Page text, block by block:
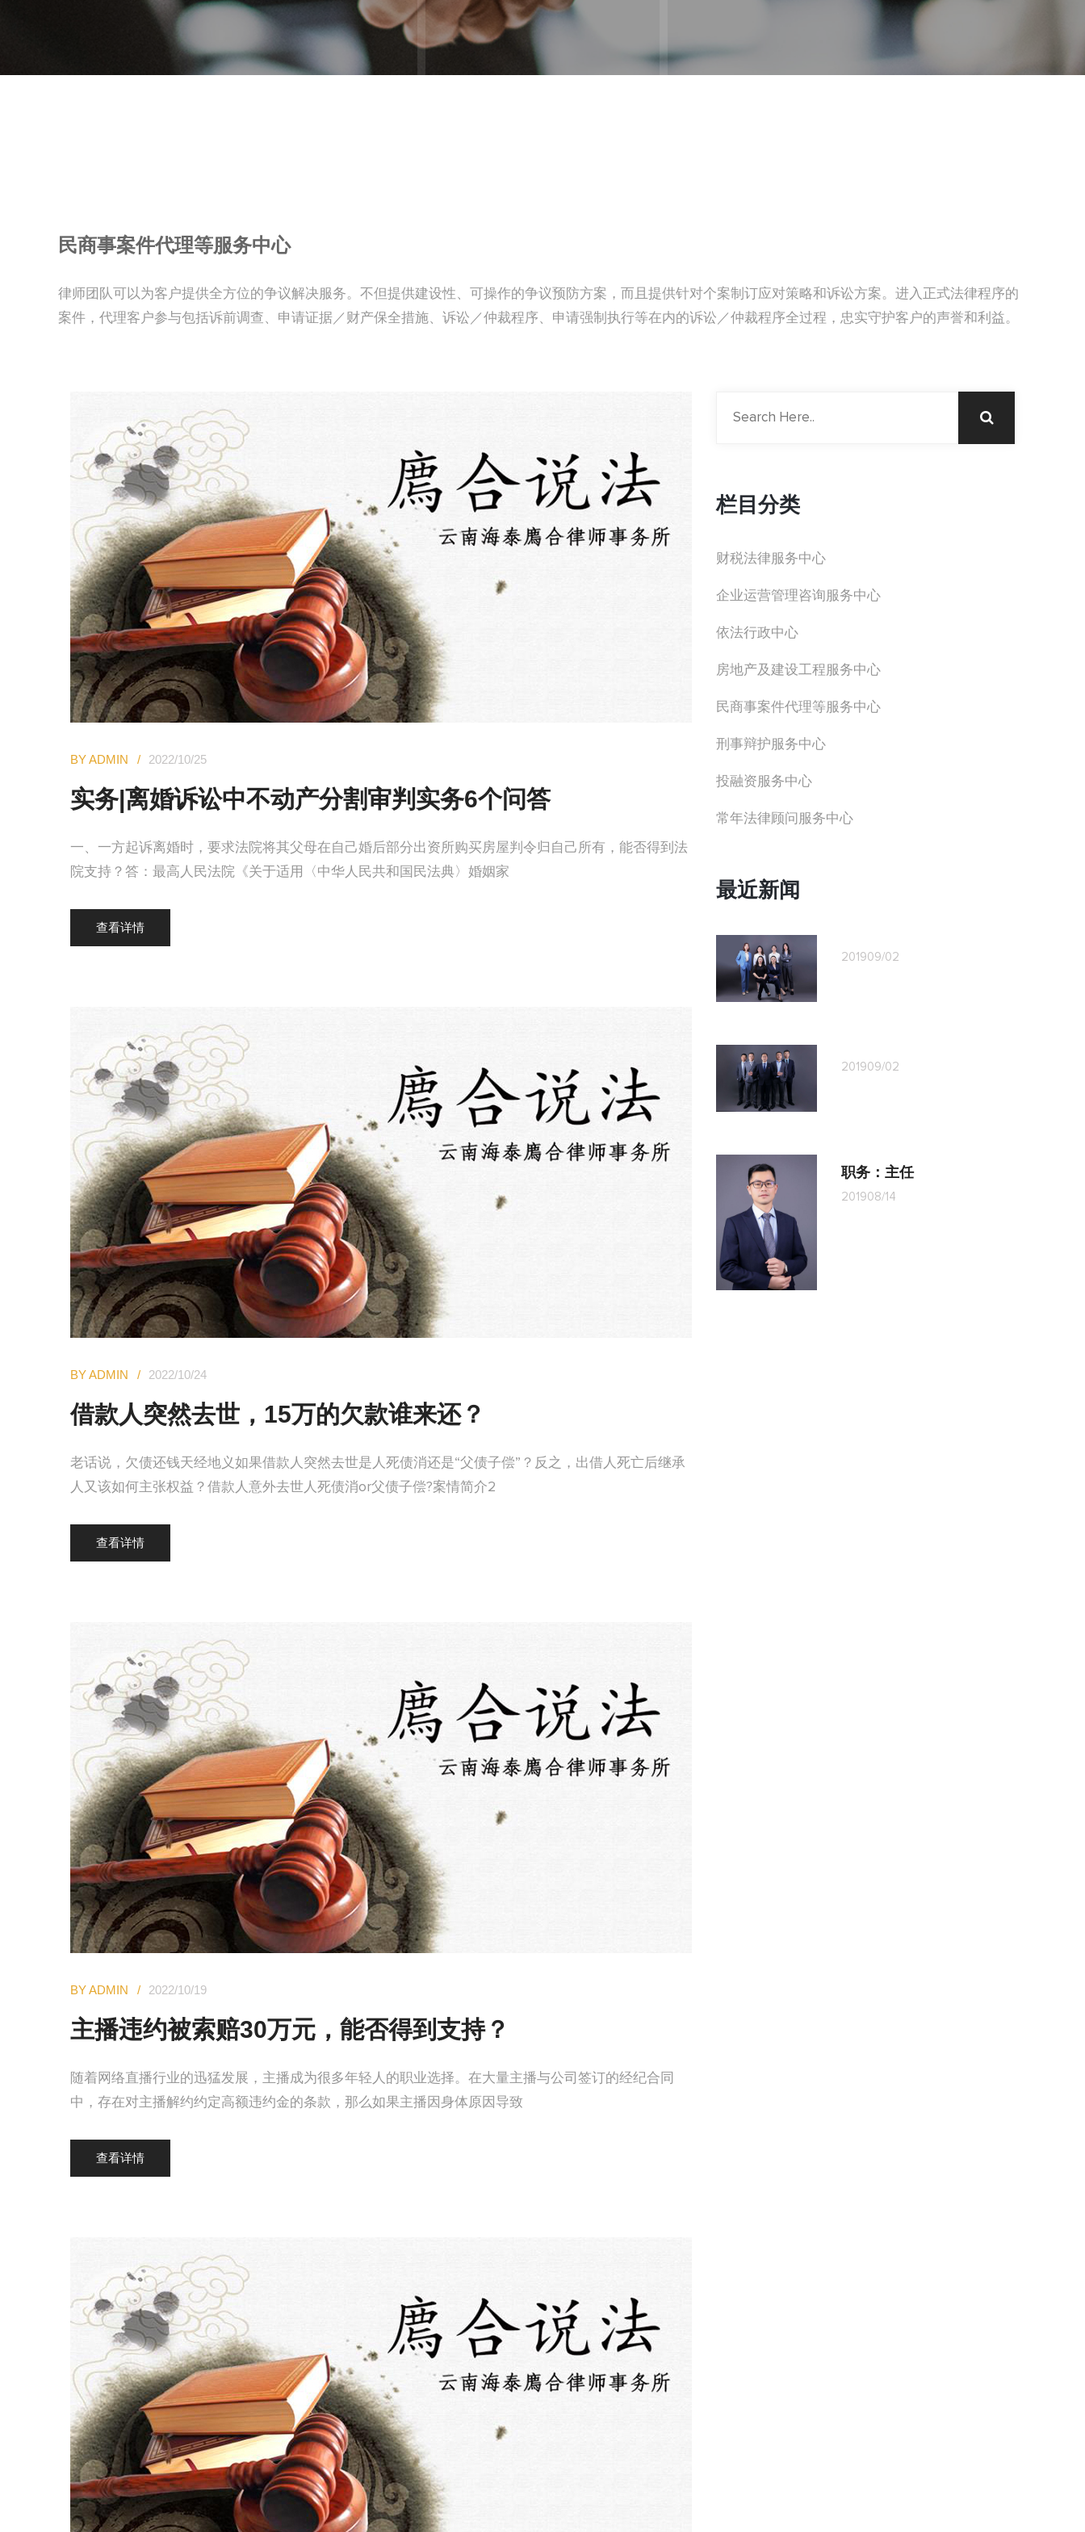
民商事案件代理等服务中心
律师团队可以为客户提供全方位的争议解决服务。不但提供建设性、可操作的争议预防方案，而且提供针对个案制订应对策略和诉讼方案。进入正式法律程序的
案件，代理客户参与包括诉前调查、申请证据／财产保全措施、诉讼／仲裁程序、申请强制执行等在内的诉讼／仲裁程序全过程，忠实守护客户的声誉和利益。
BY ADMIN 2022/10/25
实务|离婚诉讼中不动产分割审判实务6个问答
一、一方起诉离婚时，要求法院将其父母在自己婚后部分出资所购买房屋判令归自己所有，能否得到法
院支持？答：最高人民法院《关于适用〈中华人民共和国民法典〉婚姻家
查看详情
BY ADMIN 2022/10/24
借款人突然去世，15万的欠款谁来还？
老话说，欠债还钱天经地义如果借款人突然去世是人死债消还是“父债子偿”？反之，出借人死亡后继承
人又该如何主张权益？借款人意外去世人死债消or父债子偿?案情简介2
查看详情
BY ADMIN 2022/10/19
主播违约被索赔30万元，能否得到支持？
随着网络直播行业的迅猛发展，主播成为很多年轻人的职业选择。在大量主播与公司签订的经纪合同
中，存在对主播解约约定高额违约金的条款，那么如果主播因身体原因导致
查看详情
栏目分类
财税法律服务中心
企业运营管理咨询服务中心
依法行政中心
房地产及建设工程服务中心
民商事案件代理等服务中心
刑事辩护服务中心
投融资服务中心
常年法律顾问服务中心
最近新闻
201909/02
201909/02
职务：主任
201908/14